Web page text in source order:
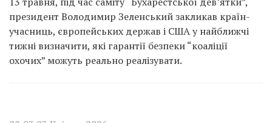
президент Володимир Зеленський закликав країн-
учасниць, європейських держав і США у найближчі
тижні визначити, які гарантії безпеки “коаліції
охочих” можуть реально реалізувати.